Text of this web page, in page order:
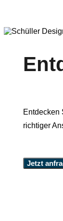
Entdecken
richtiger
Jetzt